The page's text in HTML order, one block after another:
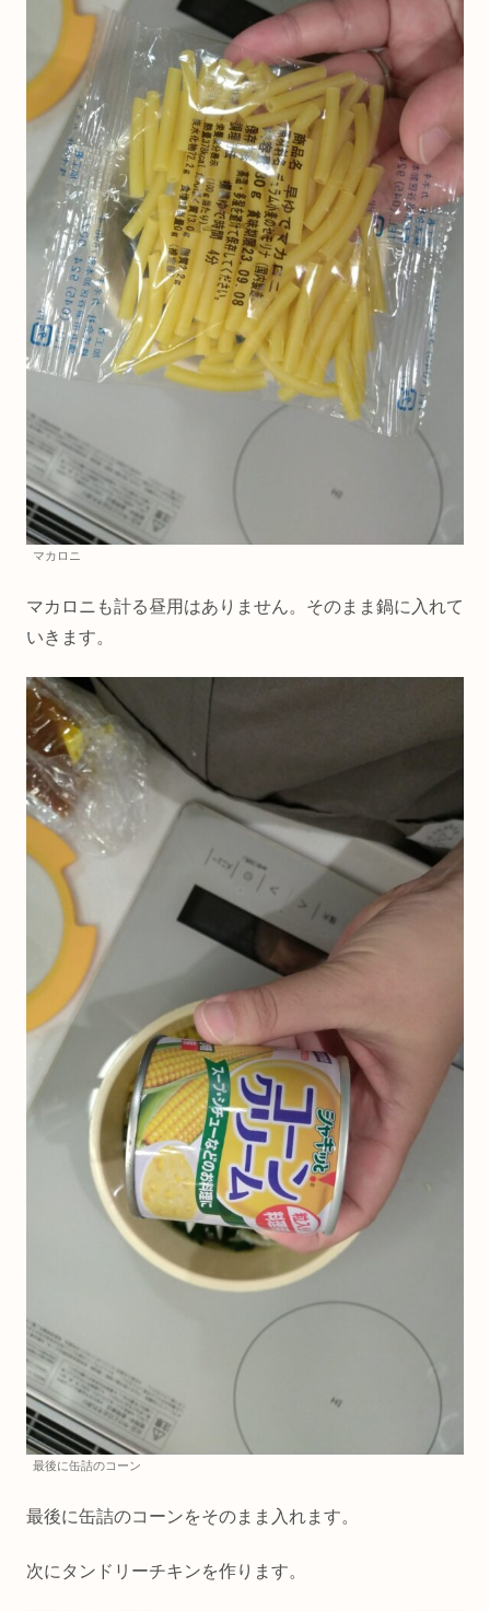
マカロニ
マカロニも計る昼用はありません。そのまま鍋に入れて
いきます。
最後に缶詰のコーン
最後に缶詰のコーンをそのまま入れます。
次にタンドリーチキンを作ります。